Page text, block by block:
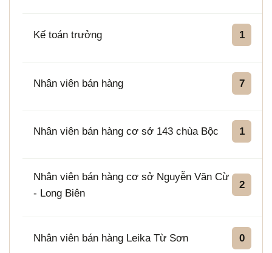
Kế toán trưởng 1
Nhân viên bán hàng 7
Nhân viên bán hàng cơ sở 143 chùa Bộc 1
Nhân viên bán hàng cơ sở Nguyễn Văn Cừ
- Long Biên
2
Nhân viên bán hàng Leika Từ Sơn 0